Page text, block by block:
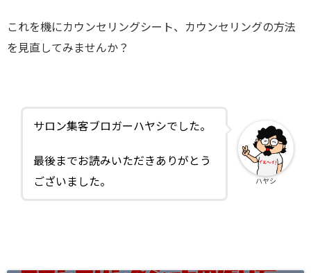
これを機にカウンセリングシート、カウンセリングの方法
を見直してみませんか？
サロン集客ブロガーハヤシでした。
最後までお読みいただきありがとう
ございました。
ハヤシ